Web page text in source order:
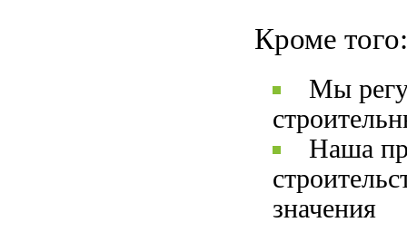
Кроме того:
Мы
Наша
значения